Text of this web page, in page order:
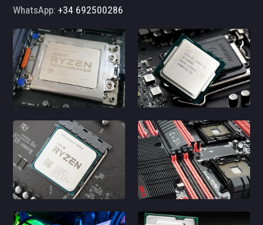
WhatsApp:+34 692500286